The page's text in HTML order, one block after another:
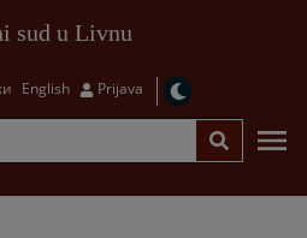
sud u Livnu
English Prijava